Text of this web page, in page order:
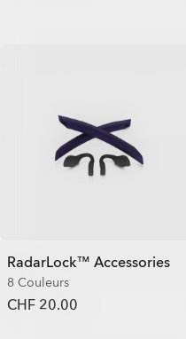
RadarLock™ Accessories
8 Couleurs
CHF 20.00